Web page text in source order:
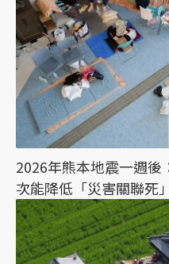
2026年熊本地震一週
次能降低「災害關聯死